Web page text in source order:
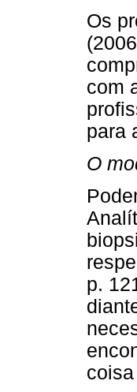
Os
com
para
O
p.